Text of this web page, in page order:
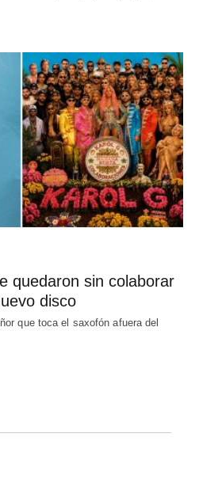
quedaron sin colaborar
disco
que toca el saxofón afuera del